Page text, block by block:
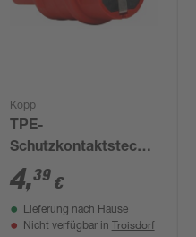
Kopp
TPE-
Schutzkontaktstecker
mit Knickschutz rot
4,39 €
Lieferung nach Hause
Nicht verfügbar in Troisdorf